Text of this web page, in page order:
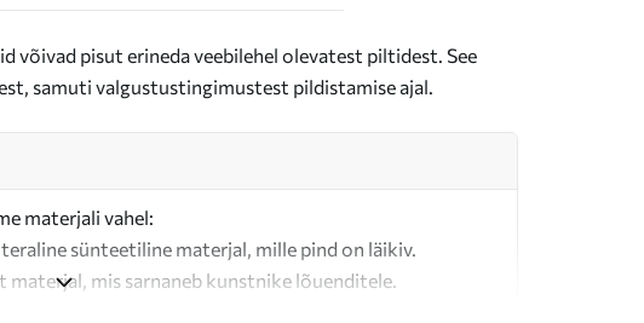
võivad pisut erineda veebilehel olevatest piltidest. See
samuti valgustustingimustest pildistamise ajal.
materjali vahel:
teraline sünteetiline materjal, mille pind on läikiv.
materjal, mis sarnaneb kunstnike lõuenditele.